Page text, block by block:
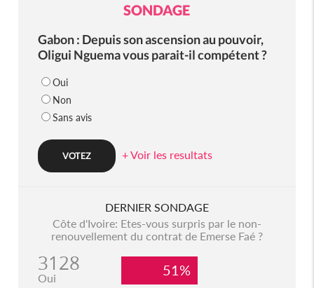
SONDAGE
Gabon : Depuis son ascension au pouvoir,
Oligui Nguema vous parait-il compétent ?
Oui
Non
Sans avis
+ Voir les resultats
DERNIER SONDAGE
Côte d'Ivoire: Etes-vous surpris par le non-
renouvellement du contrat de Emerse Faé ?
3128
Oui 51%